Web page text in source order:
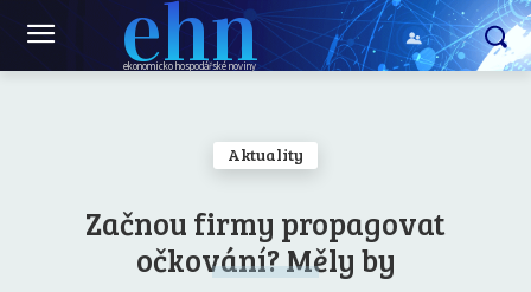
ehn
ekonomicko hospodářské noviny
Aktuality
Začnou firmy propagovat
očkování? Měly by